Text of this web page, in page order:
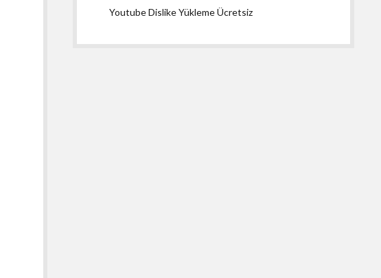
Youtube Dislike Yükleme Ücretsiz